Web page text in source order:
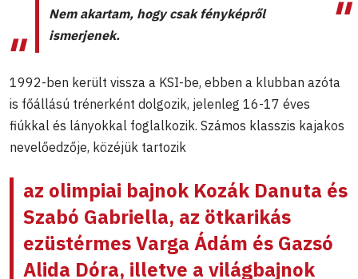
Nem akartam, hogy csak fényképről
ismerjenek.
1992-ben került vissza a KSI-be, ebben a klubban azóta
is főállású trénerként dolgozik, jelenleg 16-17 éves
fiúkkal és lányokkal foglalkozik. Számos klasszis kajakos
nevelőedzője, közéjük tartozik
az olimpiai bajnok Kozák Danuta és
Szabó Gabriella, az ötkarikás
ezüstérmesVarga Ádám és Gazsó
Alida Dóra, illetve a világbajnok